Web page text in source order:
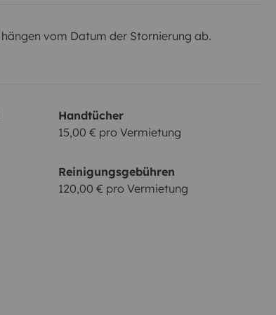
vom Datum der Stornierung ab.
Handtücher
15,00 € pro Vermietung
Reinigungsgebühren
120,00 € pro Vermietung